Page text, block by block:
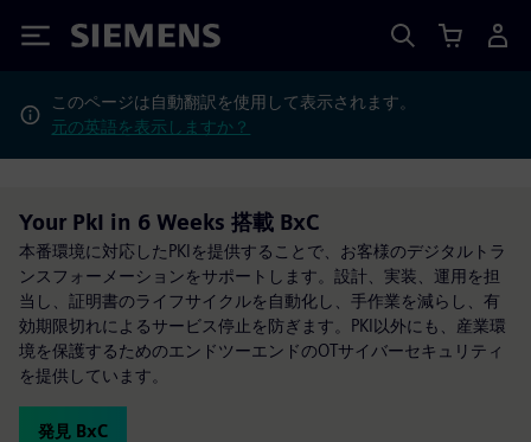
Siemens
このページは自動翻訳を使用して表示されます。
元の英語を表示しますか？
Your PkI in 6 Weeks 搭載 BxC
本番環境に対応したPKIを提供することで、お客様のデジタルトラ
ンスフォーメーションをサポートします。設計、実装、運用を担
当し、証明書のライフサイクルを自動化し、手作業を減らし、有
効期限切れによるサービス停止を防ぎます。PKI以外にも、産業環
境を保護するためのエンドツーエンドのOTサイバーセキュリティ
を提供しています。
発見 BxC